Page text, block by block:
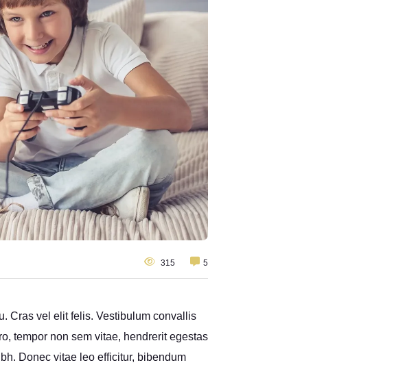
315 5
Cras vel elit felis. Vestibulum convallis
tempor non sem vitae, hendrerit egestas
Donec vitae leo efficitur, bibendum